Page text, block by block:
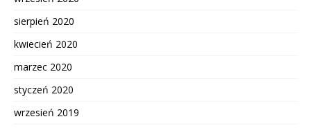
sierpień 2020
kwiecień 2020
marzec 2020
styczeń 2020
wrzesień 2019